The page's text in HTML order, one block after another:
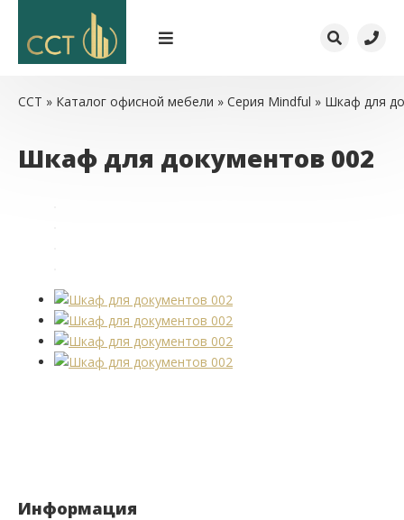
ССТ » Каталог офисной мебели » Серия Mindful » Шкаф для
Шкаф для документов 002
Информация